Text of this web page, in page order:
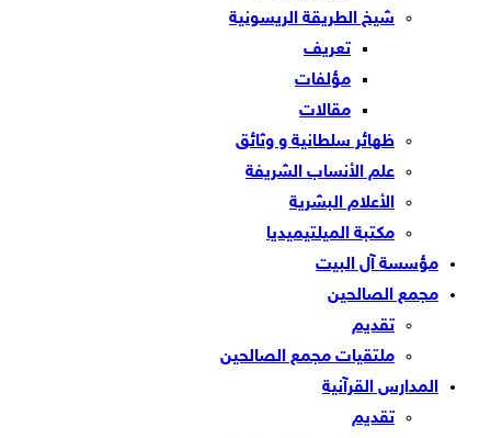
شيخ الطريقة الريسونية
تعريف
مؤلفات
مقالات
ظهائر سلطانية و وثائق
علم الأنساب الشريفة
الأعلام البشرية
مكتبة الميلتيميديا
مؤسسة آل البيت
مجمع الصالحين
تقديم
ملتقيات مجمع الصالحين
المدارس القرآنية
تقديم